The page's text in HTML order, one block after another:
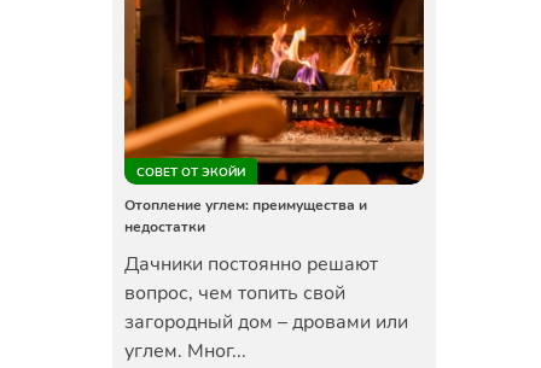
СОВЕТ ОТ ЭКОЙИ
Отопление углем: преимущества и
недостатки
Дачники постоянно решают
вопрос, чем топить свой
загородный дом – дровами или
углем. Мног...